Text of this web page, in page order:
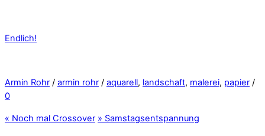
Endlich!
Armin Rohr / armin rohr / aquarell, landschaft, malerei, papier /
0
« Noch mal Crossover » Samstagsentspannung